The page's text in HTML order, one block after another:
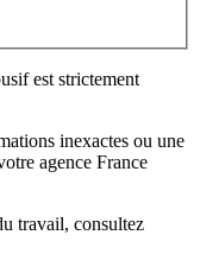
est strictement
inexactes ou une
agence France
travail, consultez